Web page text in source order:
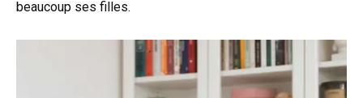
beaucoup ses filles.